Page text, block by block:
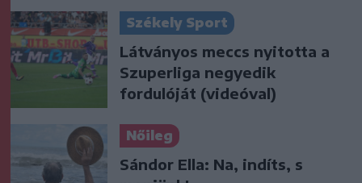
Székely Sport
Látványos meccs nyitotta a
Szuperliga negyedik
fordulóját (videóval)
Nőileg
Sándor Ella: Na, indíts, s